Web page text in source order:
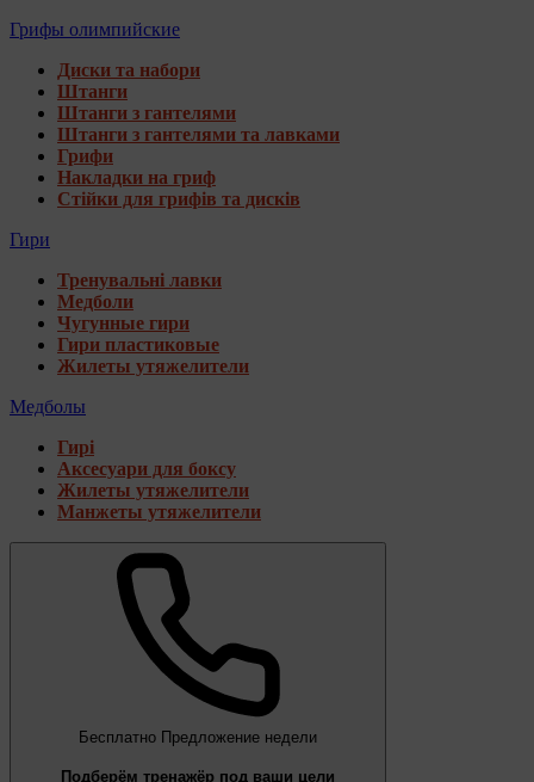
Грифы олимпийские
Диски та набори
Штанги
Штанги з гантелями
Штанги з гантелями та лавками
Грифи
Накладки на гриф
Стійки для грифів та дисків
Гири
Тренувальні лавки
Медболи
Чугунные гири
Гири пластиковые
Жилеты утяжелители
Медболы
Гирі
Аксесуари для боксу
Жилеты утяжелители
Манжеты утяжелители
Бесплатно Предложение недели
Подберём тренажёр под ваши цели